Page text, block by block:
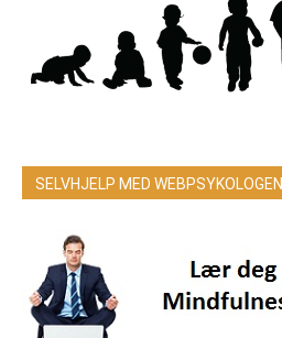
SELVHJELP MED WEBPSYKOLOGEN